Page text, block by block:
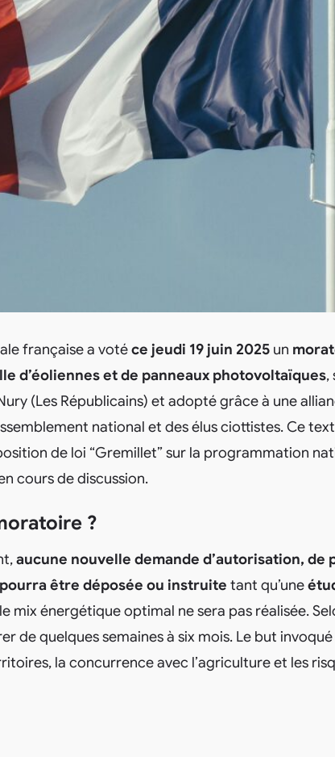
française a votéce jeudi 19 juin 2025 un
d’éoliennes et de panneaux photovoltaïques,
(Les Républicains) et adopté grâce à une
national et des élus ciottistes. Ce
de loi “Gremillet” sur la programmation
cours de discussion.
?
aucune nouvelle demande d’autorisation, de
être déposée ou instruite tant qu’une
mix énergétique optimal ne sera pas réalisée.
de quelques semaines à six mois. Le but
la concurrence avec l’agriculture et les